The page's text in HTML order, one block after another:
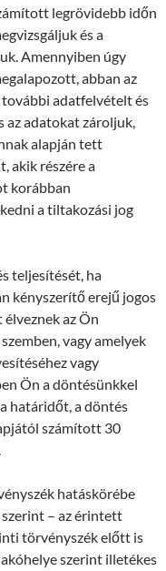
legrövidebb időn
és a
Amennyiben úgy
abban az
további adatfelvételt és
az adatokat zároljuk,
alapján tett
akik részére a
korábban
a tiltakozási jog
teljesítését, ha
kényszerítő erejű jogos
az Ön
vagy amelyek
vagy
Ön a döntésünkkel
határidőt, a döntés
számított 30
hatáskörébe
– az érintett
törvényszék előtt is
szerint illetékes